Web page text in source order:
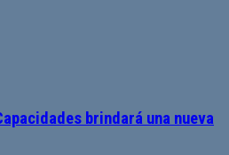
brindará una nueva